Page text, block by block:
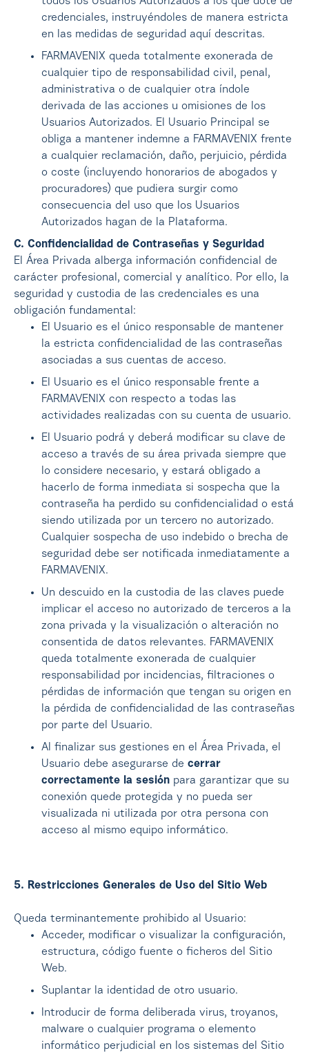
credenciales, instruyéndoles de manera estricta
en las medidas de seguridad aquí descritas.
FARMAVENIX queda totalmente exonerada de
cualquier tipo de responsabilidad civil, penal,
administrativa o de cualquier otra índole
derivada de las acciones u omisiones de los
Usuarios Autorizados. El Usuario Principal se
obliga a mantener indemne a FARMAVENIX frente
a cualquier reclamación, daño, perjuicio, pérdida
o coste (incluyendo honorarios de abogados y
procuradores) que pudiera surgir como
consecuencia del uso que los Usuarios
Autorizados hagan de la Plataforma.
C. Confidencialidad de Contraseñas y Seguridad
El Área Privada alberga información confidencial de
carácter profesional, comercial y analítico. Por ello, la
seguridad y custodia de las credenciales es una
obligación fundamental:
El Usuario es el único responsable de mantener
la estricta confidencialidad de las contraseñas
asociadas a sus cuentas de acceso.
El Usuario es el único responsable frente a
FARMAVENIX con respecto a todas las
actividades realizadas con su cuenta de usuario.
El Usuario podrá y deberá modificar su clave de
acceso a través de su área privada siempre que
lo considere necesario, y estará obligado a
hacerlo de forma inmediata si sospecha que la
contraseña ha perdido su confidencialidad o está
siendo utilizada por un tercero no autorizado.
Cualquier sospecha de uso indebido o brecha de
seguridad debe ser notificada inmediatamente a
FARMAVENIX.
Un descuido en la custodia de las claves puede
implicar el acceso no autorizado de terceros a la
zona privada y la visualización o alteración no
consentida de datos relevantes. FARMAVENIX
queda totalmente exonerada de cualquier
responsabilidad por incidencias, filtraciones o
pérdidas de información que tengan su origen en
la pérdida de confidencialidad de las contraseñas
por parte del Usuario.
Al finalizar sus gestiones en el Área Privada, el
Usuario debe asegurarse de cerrar
correctamente la sesión para garantizar que su
conexión quede protegida y no pueda ser
visualizada ni utilizada por otra persona con
acceso al mismo equipo informático.
5. Restricciones Generales de Uso del Sitio Web
Queda terminantemente prohibido al Usuario:
Acceder, modificar o visualizar la configuración,
estructura, código fuente o ficheros del Sitio
Web.
Suplantar la identidad de otro usuario.
Introducir de forma deliberada virus, troyanos,
malware o cualquier programa o elemento
informático perjudicial en los sistemas del Sitio